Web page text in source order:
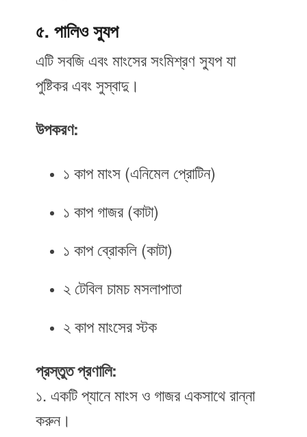
৫. পালিও স্যুপ
এটি সবজি এবং মাংসের সংমিশ্রণ স্যুপ যা
পুষ্টিকর এবং সুস্বাদু।
উপকরণ:
১ কাপ মাংস (এনিমেল প্রোটিন)
১ কাপ গাজর (কাটা)
১ কাপ ব্রোকলি (কাটা)
২ টেবিল চামচ মসলাপাতা
২ কাপ মাংসের স্টক
প্রস্তুত প্রণালি:
১. একটি প্যানে মাংস ও গাজর একসাথে রান্না
করুন।